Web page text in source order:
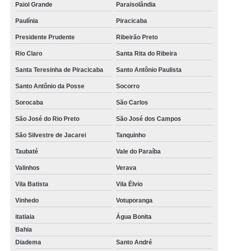
Paiol Grande Paraisolândia
Paulínia Piracicaba
Presidente Prudente Ribeirão Preto
Rio Claro Santa Rita do Ribeira
Santa Teresinha de Piracicaba Santo Antônio Paulista
Santo Antônio da Posse Socorro
Sorocaba São Carlos
São José do Rio Preto São José dos Campos
São Silvestre de Jacarei Tanquinho
Taubaté Vale do Paraíba
Valinhos Verava
Vila Batista Vila Élvio
Vinhedo Votuporanga
itatiaia
Água Bonita
Bahia
Diadema
Santo André